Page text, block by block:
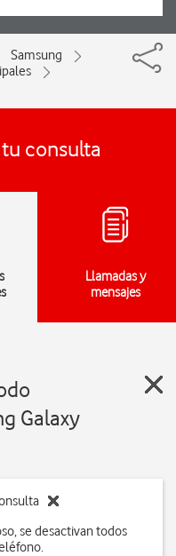
Samsung
consulta
Llamadas y
mensajes
Galaxy
se desactivan todos